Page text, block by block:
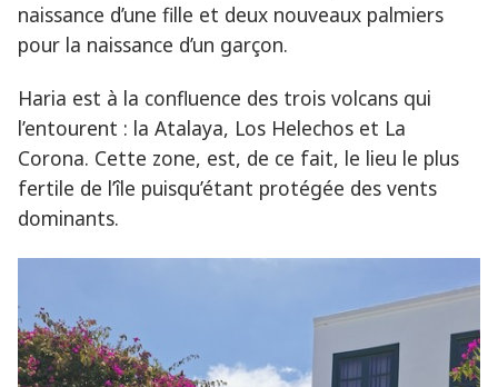
naissance d’une fille et deux nouveaux palmiers
pour la naissance d’un garçon.
Haria est à la confluence des trois volcans qui
l’entourent : la Atalaya, Los Helechos et La
Corona. Cette zone, est, de ce fait, le lieu le plus
fertile de l’île puisqu’étant protégée des vents
dominants.